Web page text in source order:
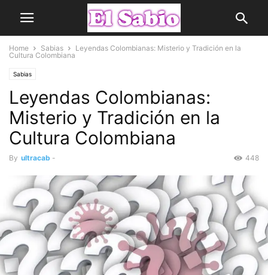
Home Sabias
Leyendas Colombianas: Misterio y Tradición en la
Cultura Colombiana
Sabias
Leyendas Colombianas:
Misterio y Tradición en la
Cultura Colombiana
By ultracab - 448